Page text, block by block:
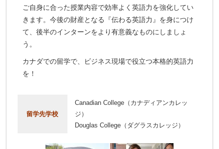
ご自身に合った授業内容で効率よく英語力を強化してい
きます。今後の財産となる『伝わる英語力』を身につけ
て、後半のインターンをより有意義なものにしましょ
う。
カナダでの留学で、ビジネス現場で役立つ本格的英語力
を！
留学先学校
Canadian College（カナディアンカレッ
ジ）
Douglas College（ダグラスカレッジ）